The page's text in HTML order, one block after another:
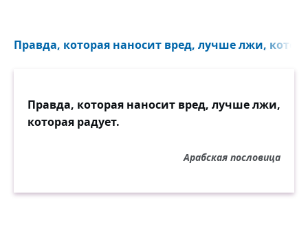
Правда, которая наносит вред, лучше лжи,
Правда, которая наносит вред, лучше лжи,
которая радует.
Арабская пословица